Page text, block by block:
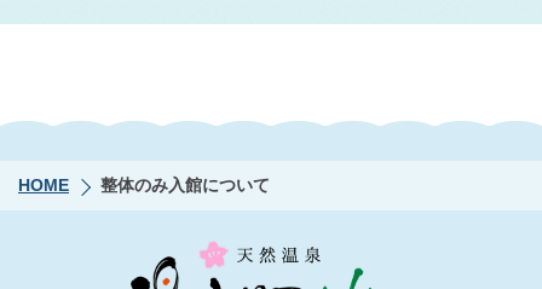
HOME 整体のみ入館について